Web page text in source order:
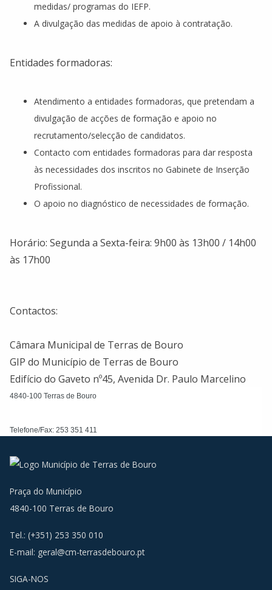
medidas/ programas do IEFP.
A divulgação das medidas de apoio à contratação.
Entidades formadoras:
Atendimento a entidades formadoras, que pretendam a
divulgação de acções de formação e apoio no
recrutamento/selecção de candidatos.
Contacto com entidades formadoras para dar resposta
às necessidades dos inscritos no Gabinete de Inserção
Profissional.
O apoio no diagnóstico de necessidades de formação.
Horário: Segunda a Sexta-feira: 9h00 às 13h00 / 14h00
às 17h00
Contactos:
Câmara Municipal de Terras de Bouro
GIP do Município de Terras de Bouro
Edifício do Gaveto nº45, Avenida Dr. Paulo Marcelino
4840-100 Terras de Bouro
Telefone/Fax: 253 351 411
Praça do Município
4840-100 Terras de Bouro
Tel.: (+351) 253 350 010
E-mail: geral@cm-terrasdebouro.pt
SIGA-NOS